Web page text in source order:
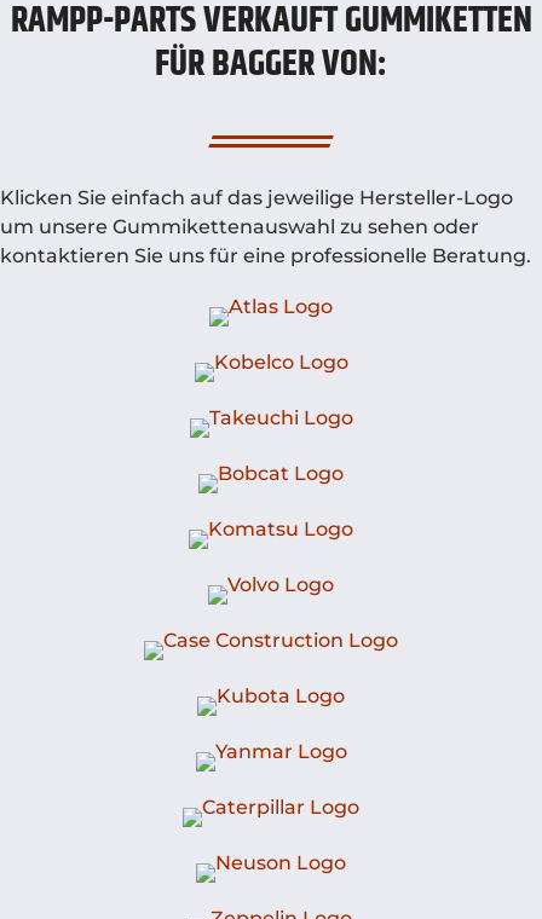
RAMPP-PARTS VERKAUFT GUMMIKETTEN
FÜR BAGGER VON:
Klicken Sie einfach auf das jeweilige Hersteller-Logo
um unsere Gummikettenauswahl zu sehen oder
kontaktieren Sie uns für eine professionelle Beratung.